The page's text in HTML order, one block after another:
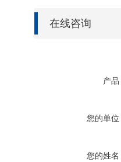
在线咨询
产品
您的单位
您的姓名